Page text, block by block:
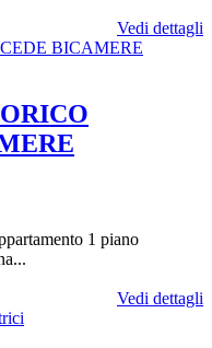
Vedi dettagli
1 piano
Vedi dettagli